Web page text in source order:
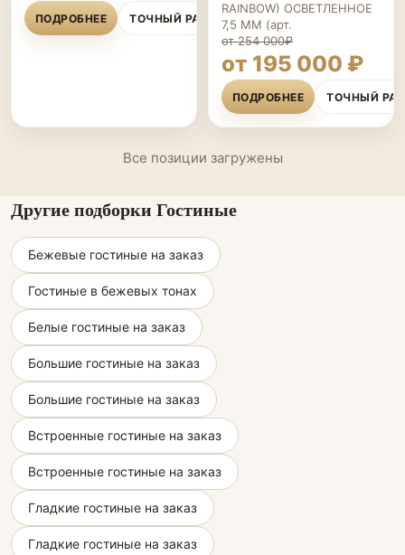
ПОДРОБНЕЕ ТОЧНЫЙ РАСЧЁТ
RAINBOW) ОСВЕТЛЕННОЕ
7,5 ММ (арт.
от 254 000₽
от 195 000 ₽
ПОДРОБНЕЕ ТОЧНЫЙ
Все позиции загружены
Другие подборки Гостиные
Бежевые гостиные на заказ
Гостиные в бежевых тонах
Белые гостиные на заказ
Большие гостиные на заказ
Большие гостиные на заказ
Встроенные гостиные на заказ
Встроенные гостиные на заказ
Гладкие гостиные на заказ
Гладкие гостиные на заказ